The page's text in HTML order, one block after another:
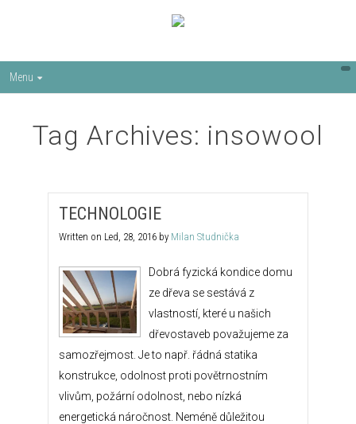
Menu
Tag Archives: insowool
TECHNOLOGIE
Written on Led, 28, 2016 by Milan Studnička
Dobrá fyzická kondice domu
ze dřeva se sestává z
vlastností, které u našich
dřevostaveb považujeme za
samozřejmost. Je to např. řádná statika
konstrukce, odolnost proti povětrnostním
vlivům, požární odolnost, nebo nízká
energetická náročnost. Neméně důležitou